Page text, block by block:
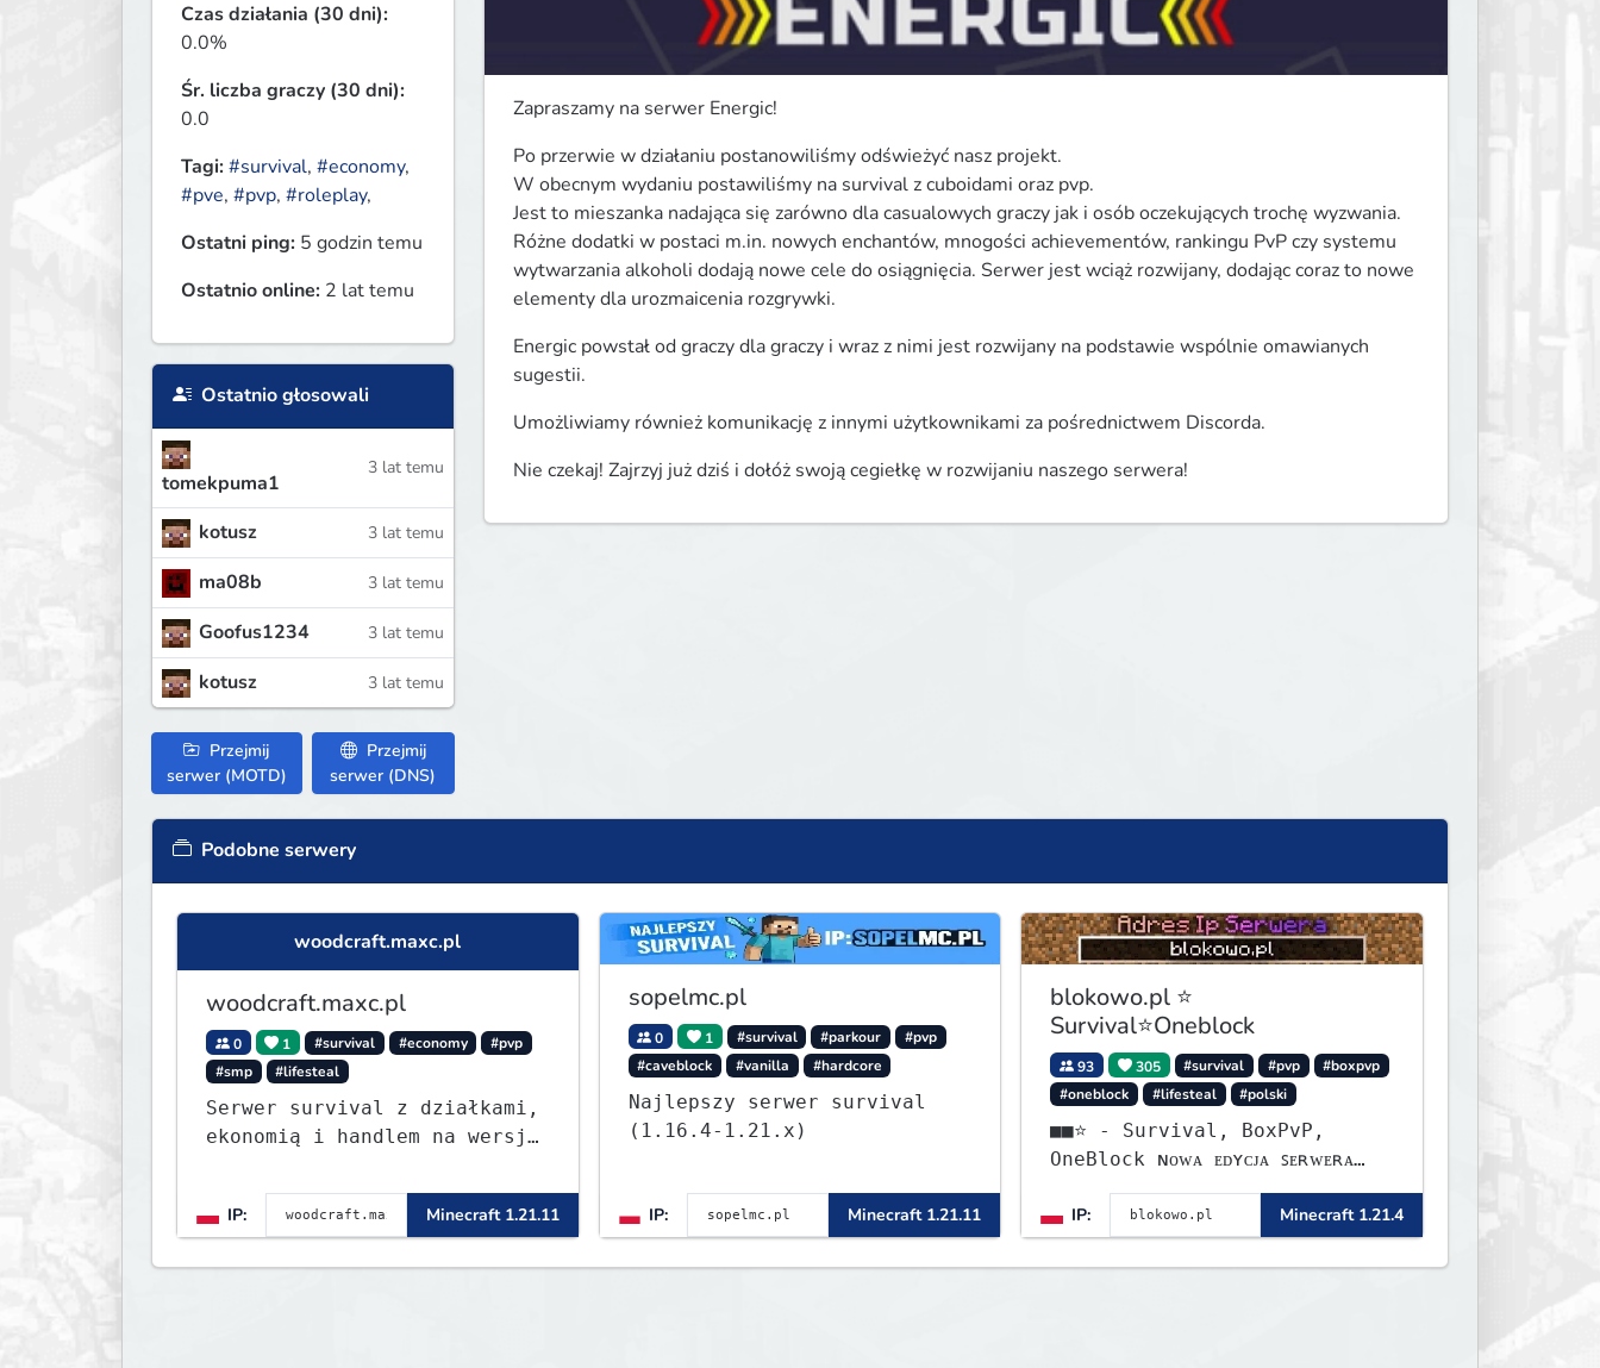
Czas działania (30 dni):
0.0%
Śr. liczba graczy (30 dni):
0.0
Tagi:#survival, #economy,
#pve, #pvp, #roleplay,
Ostatni ping: 5 godzin temu
Ostatnio online: 2 lat temu
Ostatnio głosowali
tomekpuma1
3 lat temu
kotusz 3 lat temu
ma08b 3 lat temu
Goofus1234 3 lat temu
kotusz 3 lat temu
Przejmij
serwer (MOTD)
Przejmij
serwer (DNS)
Zapraszamy na serwer Energic!
Po przerwie w działaniu postanowiliśmy odświeżyć nasz projekt.
W obecnym wydaniu postawiliśmy na survival z cuboidami oraz pvp.
Jest to mieszanka nadająca się zarówno dla casualowych graczy jak i osób oczekujących trochę wyzwania.
Różne dodatki w postaci m.in. nowych enchantów, mnogości achievementów, rankingu PvP czy systemu
wytwarzania alkoholi dodają nowe cele do osiągnięcia. Serwer jest wciąż rozwijany, dodając coraz to nowe
elementy dla urozmaicenia rozgrywki.
Energic powstał od graczy dla graczy i wraz z nimi jest rozwijany na podstawie wspólnie omawianych
sugestii.
Umożliwiamy również komunikację z innymi użytkownikami za pośrednictwem Discorda.
Nie czekaj! Zajrzyj już dziś i dołóż swoją cegiełkę w rozwijaniu naszego serwera!
Podobne serwery
woodcraft.maxc.pl
woodcraft.maxc.pl
0 1 #survival #economy
#pvp
#smp
#lifesteal
Serwer survival z działkami,
ekonomią i handlem na wersję
IP: Minecraft 1.21.11
sopelmc.pl
0 1 #survival #parkour
#pvp
#caveblock
#vanilla #hardcore
Najlepszy serwer survival
(1.16.4-1.21.x)
IP: Minecraft 1.21.11
blokowo.pl ⭐
Survival⭐Oneblock
93 305 #survival #pvp
#boxpvp
#oneblock
#lifesteal #polski
■■⭐ - Survival, BoxPvP,
OneBlock ɴᴏᴡᴀ ᴇᴅʏᴄᴊᴀ ꜱᴇʀᴡᴇʀᴀ
ᴡʏꜱᴛᴀʀᴛᴏᴡᴀʟᴀ!
IP:
Minecraft 1.21.4